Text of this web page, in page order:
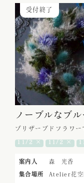
受付終了
ノーブルなブル
プリザーブドフラワ
11/2 × 11/2 ×
案内人 森 光香
集合場所 Atelier花空